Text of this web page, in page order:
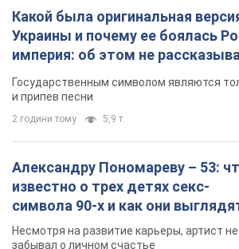
Несмотря на развитие карьеры, артист не
забывал о личном счастье
7 годин тому
В ПриватБанке рассказали,
действительны ли доллары 1996
принимают старые доллары
9 годин тому 64,9 т.